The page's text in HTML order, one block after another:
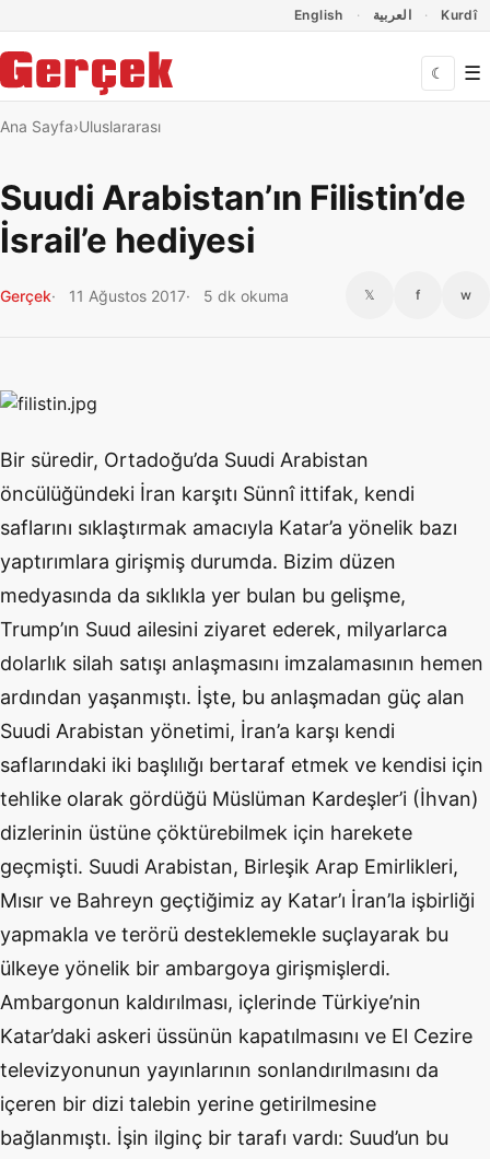
English العربية Kurdî
☾ ☰
Ana Sayfa Uluslararası
Suudi Arabistan’ın Filistin’de
İsrail’e hediyesi
Gerçek 11 Ağustos 2017 5 dk okuma 𝕏 f w
Bir süredir, Ortadoğu’da Suudi Arabistan
öncülüğündeki İran karşıtı Sünnî ittifak, kendi
saflarını sıklaştırmak amacıyla Katar’a yönelik bazı
yaptırımlara girişmiş durumda. Bizim düzen
medyasında da sıklıkla yer bulan bu gelişme,
Trump’ın Suud ailesini ziyaret ederek, milyarlarca
dolarlık silah satışı anlaşmasını imzalamasının hemen
ardından yaşanmıştı. İşte, bu anlaşmadan güç alan
Suudi Arabistan yönetimi, İran’a karşı kendi
saflarındaki iki başlılığı bertaraf etmek ve kendisi için
tehlike olarak gördüğü Müslüman Kardeşler’i (İhvan)
dizlerinin üstüne çöktürebilmek için harekete
geçmişti. Suudi Arabistan, Birleşik Arap Emirlikleri,
Mısır ve Bahreyn geçtiğimiz ay Katar’ı İran’la işbirliği
yapmakla ve terörü desteklemekle suçlayarak bu
ülkeye yönelik bir ambargoya girişmişlerdi.
Ambargonun kaldırılması, içlerinde Türkiye’nin
Katar’daki askeri üssünün kapatılmasını ve El Cezire
televizyonunun yayınlarının sonlandırılmasını da
içeren bir dizi talebin yerine getirilmesine
bağlanmıştı. İşin ilginç bir tarafı vardı: Suud’un bu